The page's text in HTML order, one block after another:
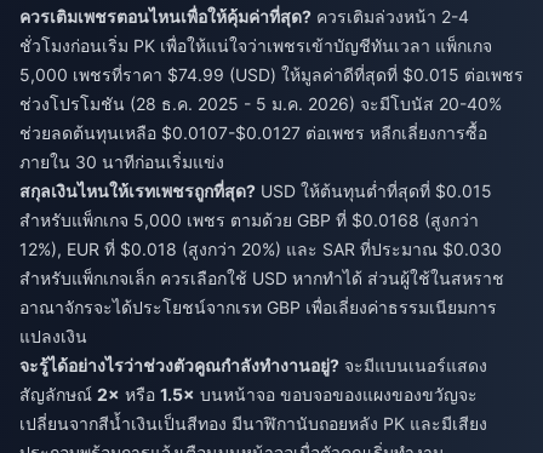
ควรเติมเพชรตอนไหนเพื่อให้คุ้มค่าที่สุด? ควรเติมล่วงหน้า 2-4
ชั่วโมงก่อนเริ่ม PK เพื่อให้แน่ใจว่าเพชรเข้าบัญชีทันเวลา แพ็กเกจ
5,000 เพชรที่ราคา $74.99 (USD) ให้มูลค่าดีที่สุดที่ $0.015 ต่อเพชร
ช่วงโปรโมชัน (28 ธ.ค. 2025 - 5 ม.ค. 2026) จะมีโบนัส 20-40%
ช่วยลดต้นทุนเหลือ $0.0107-$0.0127 ต่อเพชร หลีกเลี่ยงการซื้อ
ภายใน 30 นาทีก่อนเริ่มแข่ง
สกุลเงินไหนให้เรทเพชรถูกที่สุด? USD ให้ต้นทุนต่ำที่สุดที่ $0.015
สำหรับแพ็กเกจ 5,000 เพชร ตามด้วย GBP ที่ $0.0168 (สูงกว่า
12%), EUR ที่ $0.018 (สูงกว่า 20%) และ SAR ที่ประมาณ $0.030
สำหรับแพ็กเกจเล็ก ควรเลือกใช้ USD หากทำได้ ส่วนผู้ใช้ในสหราช
อาณาจักรจะได้ประโยชน์จากเรท GBP เพื่อเลี่ยงค่าธรรมเนียมการ
แปลงเงิน
จะรู้ได้อย่างไรว่าช่วงตัวคูณกำลังทำงานอยู่? จะมีแบนเนอร์แสดง
สัญลักษณ์ 2× หรือ 1.5× บนหน้าจอ ขอบจอของแผงของขวัญจะ
เปลี่ยนจากสีน้ำเงินเป็นสีทอง มีนาฬิกานับถอยหลัง PK และมีเสียง